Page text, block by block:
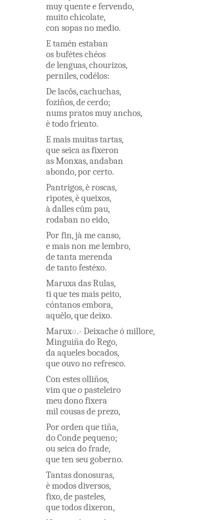
muyquenteefervendo,
muitochicolate,
con sopasnomedio.
Etamén estaban
osbuféteschéos
delenguas,chourizos,
perniles,codélos:
Delacôs,cachuchas,
foziños,decerdo;
numspratosmuyanchos,
ètodofriento.
Emaismuitastartas,
queseicaasfixeron
asMonxas,andaban
abondo,porcerto.
Pantrigos,èroscas,
ripotes,èqueixos,
àdallescûmpau,
rodaban noeido,
Porfin,jàmecanso,
emaisnon melembro,
detantamerenda
detantofestéxo.
MaruxadasRulas,
tiquetesmaispeito,
cóntanosembora,
aquêlo,quedeixo.
Maruxa.-Deixacheómillore,
MinguiñadoRego,
da aquelesbocados,
queouvonorefresco.
Con estesolliños,
vimqueopasteleiro
meudonofixera
milcousasdeprezo,
Pororden quetiña,
doCondepequeno;
ouseicadofrade,
queten seugoberno.
Tantasdonosuras,
èmodosdiversos,
fixo,depasteles,
quetodosdixeron,